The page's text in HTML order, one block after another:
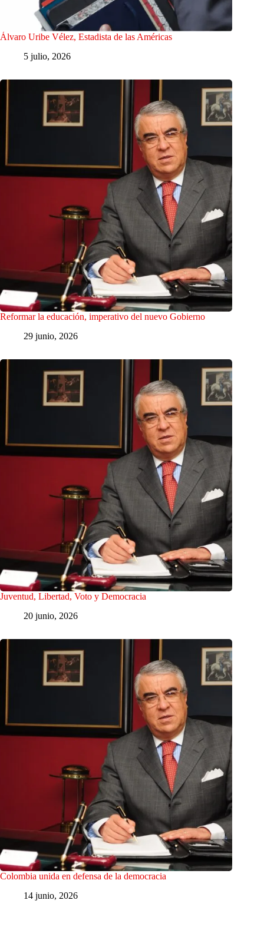
Álvaro Uribe Vélez, Estadista de las Américas
5 julio, 2026
Reformar la educación, imperativo del nuevo Gobierno
29 junio, 2026
Juventud, Libertad, Voto y Democracia
20 junio, 2026
Colombia unida en defensa de la democracia
14 junio, 2026